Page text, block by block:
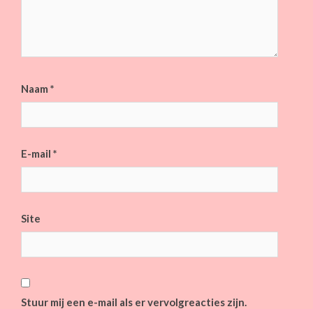
Naam *
E-mail *
Site
Stuur mij een e-mail als er vervolgreacties zijn.